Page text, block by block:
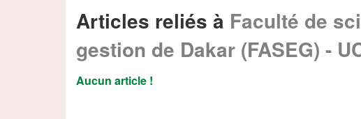
Articles reliés à Faculté de
gestion de Dakar (FASEG) -
Aucun article !